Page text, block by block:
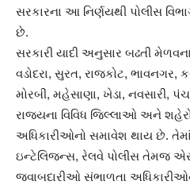
સરકારના આ નિર્ણયથી પોલીસ
છે.
સરકારી યાદી અનુસાર બઢતી
વડોદરા, સુરત, રાજકોટ, ભાવનગર,
મોરબી, મહેસાણા, ખેડા, નવસારી,
રાજ્યના વિવિધ જિલ્લાઓ અને
અધિકારીઓનો સમાવેશ થાય છે.
ઇન્ટેલિજન્સ, રેલવે પોલીસ તેમજ
જવાબદારીઓ સંભાળતા